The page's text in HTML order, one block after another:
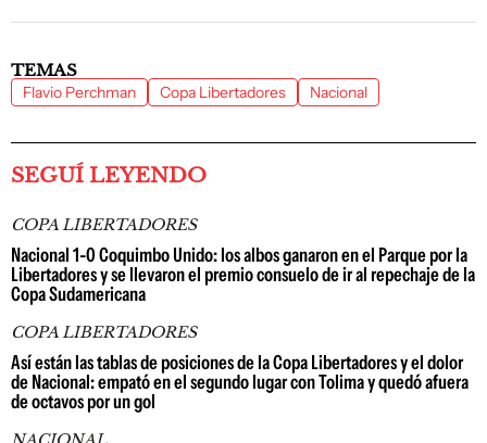
TEMAS
Flavio Perchman Copa Libertadores Nacional
SEGUÍ LEYENDO
COPA LIBERTADORES
Nacional 1-0 Coquimbo Unido: los albos ganaron en el Parque por la
Libertadores y se llevaron el premio consuelo de ir al repechaje de la
Copa Sudamericana
COPA LIBERTADORES
Así están las tablas de posiciones de la Copa Libertadores y el dolor
de Nacional: empató en el segundo lugar con Tolima y quedó afuera
de octavos por un gol